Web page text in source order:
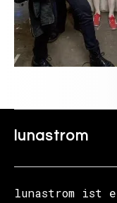
lunastrom
lunastrom ist